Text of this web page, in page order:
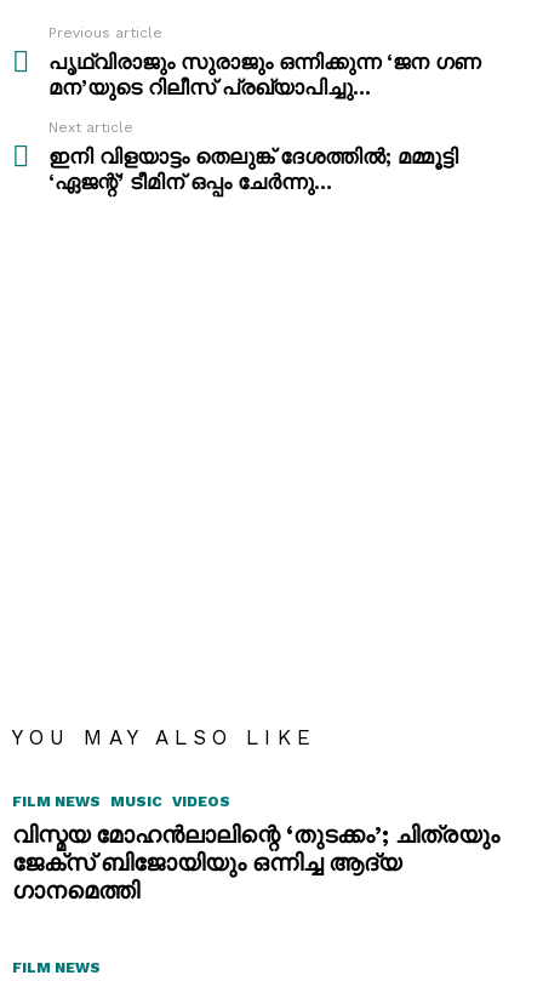
more
Previous article
പൃഥ്വിരാജും സുരാജും ഒന്നിക്കുന്ന ‘ജന ഗണ
മന’യുടെ റിലീസ് പ്രഖ്യാപിച്ചു…
Next article
ഇനി വിളയാട്ടം തെലുങ്ക് ദേശത്തിൽ; മമ്മൂട്ടി
‘ഏജന്റ്’ ടീമിന് ഒപ്പം ചേർന്നു…
YOU MAY ALSO LIKE
FILM NEWS MUSIC VIDEOS
വിസ്മയ മോഹൻലാലിന്റെ ‘തുടക്കം’; ചിത്രയും
ജേക്സ് ബിജോയിയും ഒന്നിച്ച ആദ്യ
ഗാനമെത്തി
FILM NEWS